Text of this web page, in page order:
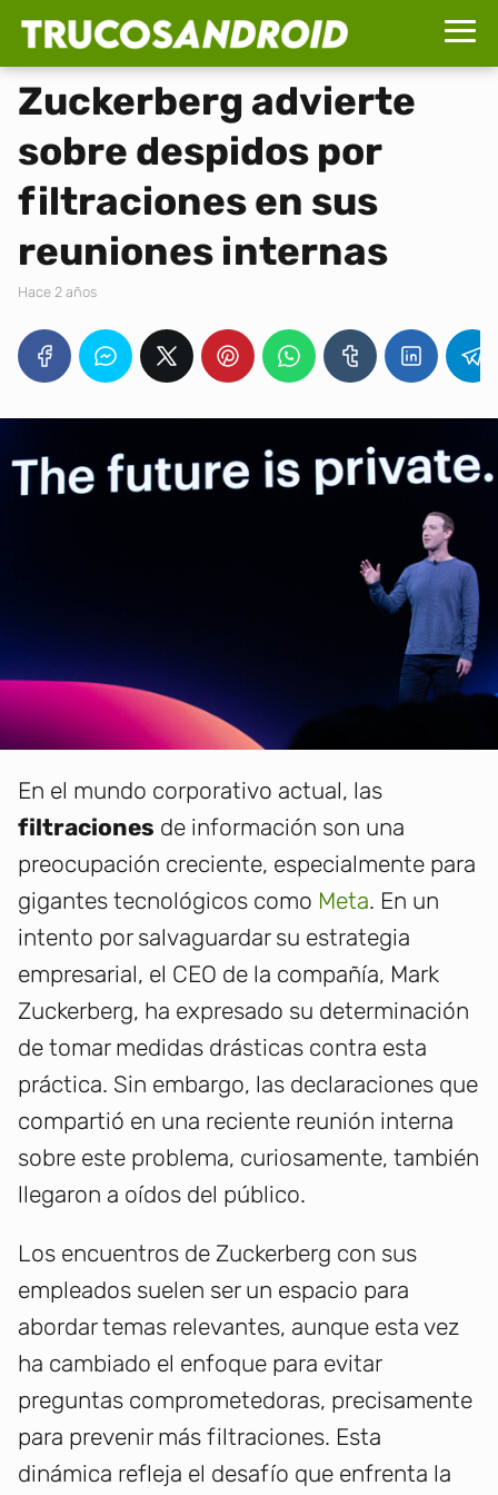
Zuckerberg advierte
sobre despidos por
filtraciones en sus
reuniones internas
hace 2 años
En el mundo corporativo actual, las
filtraciones de información son una
preocupación creciente, especialmente para
gigantes tecnológicos como Meta. En un
intento por salvaguardar su estrategia
empresarial, el CEO de la compañía, Mark
Zuckerberg, ha expresado su determinación
de tomar medidas drásticas contra esta
práctica. Sin embargo, las declaraciones que
compartió en una reciente reunión interna
sobre este problema, curiosamente, también
llegaron a oídos del público.
Los encuentros de Zuckerberg con sus
empleados suelen ser un espacio para
abordar temas relevantes, aunque esta vez
ha cambiado el enfoque para evitar
preguntas comprometedoras, precisamente
para prevenir más filtraciones. Esta
dinámica refleja el desafío que enfrenta la